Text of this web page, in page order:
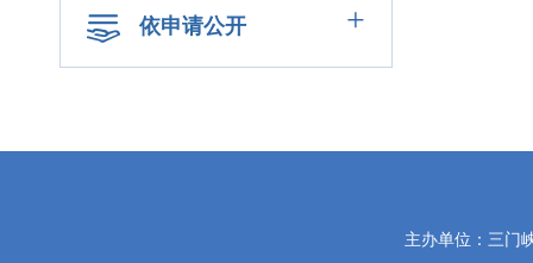
依申请公开 +
主办单位：三门